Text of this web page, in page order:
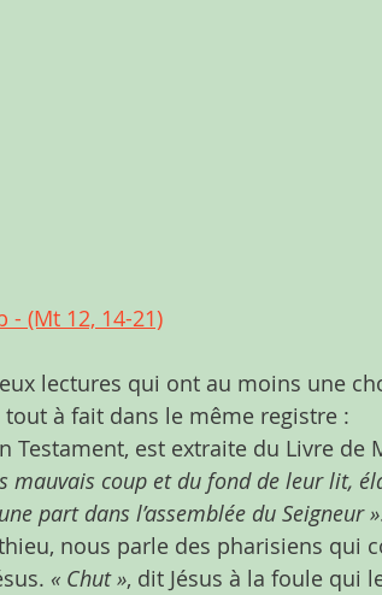
- (Mt 12, 14-21)
lectures qui ont au moins une
à fait dans le même registre :
Testament, est extraite du Livre de
mauvais coup et du fond de leur lit,
part dans l’assemblée du Seigneur »
nous parle des pharisiens qui
« Chut », dit Jésus à la foule qui